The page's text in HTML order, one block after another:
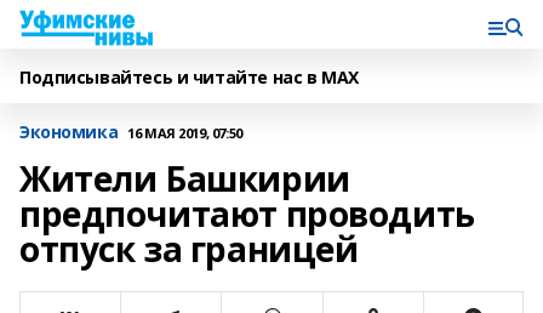
Подписывайтесь и читайте нас в MAX
Экономика 16 МАЯ 2019, 07:50
Жители Башкирии
предпочитают проводить
отпуск за границей